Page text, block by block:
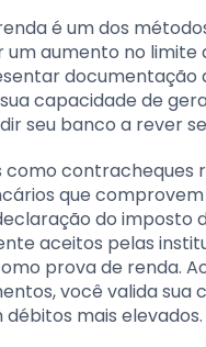
é um dos
um aumento no limite
documentação
capacidade de
seu banco a rever
como contracheques
que
do imposto
aceitos pelas
prova de renda.
você valida sua
mais elevados.